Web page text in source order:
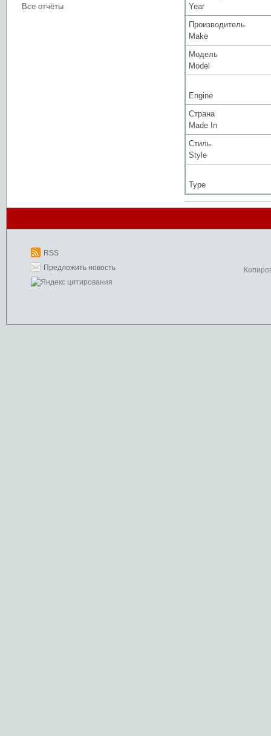
Все отчёты
Year
Производитель
Make
Модель
Model
Engine
Страна
Made In
Стиль
Style
Type
RSS
Предложить новость